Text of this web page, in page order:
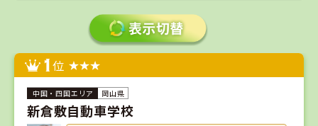
1位
岡山県
新倉敷自動車学校